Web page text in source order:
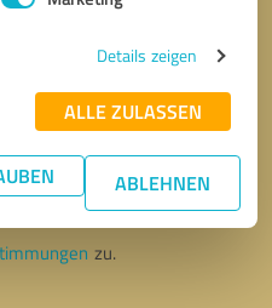
Details zeigen
ALLE ZULASSEN
ABLEHNEN
* Erforderliche Angaben
senden
zu.